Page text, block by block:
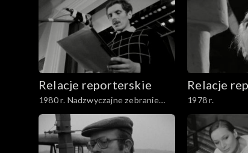
Relacje reporterskie
1980 r. Nadzwyczajne zebranie
delegatów NSZZ Solidarność w
Łodzi
Relacje
1978 r.